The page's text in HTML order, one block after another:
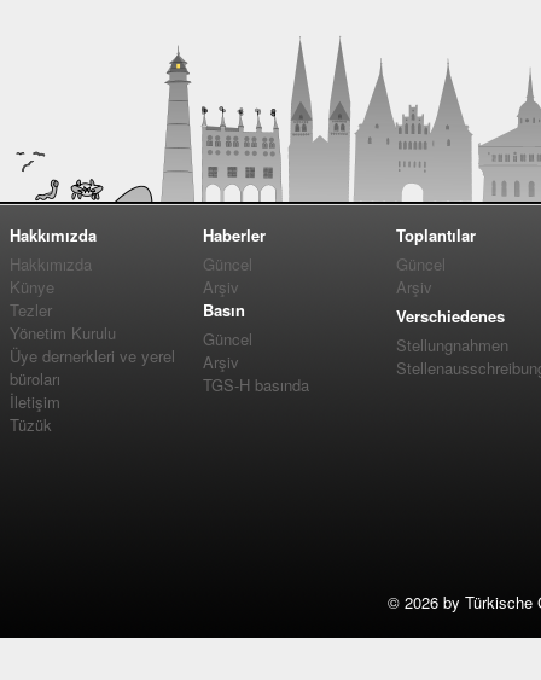
Hakkımızda
Hakkımızda
Künye
Tezler
Yönetim Kurulu
Üye dernerkleri ve yerel
büroları
İletişim
Tüzük
Haberler
Güncel
Arşiv
Basın
Güncel
Arşiv
TGS-H basında
Toplantılar
Güncel
Arşiv
Verschiedenes
Stellungnahmen
© 2026 by Türkische